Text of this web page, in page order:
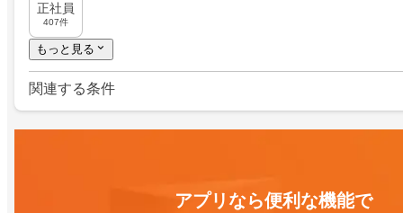
正社員
407件
もっと見る
関連する条件
アプリなら便利な機能で